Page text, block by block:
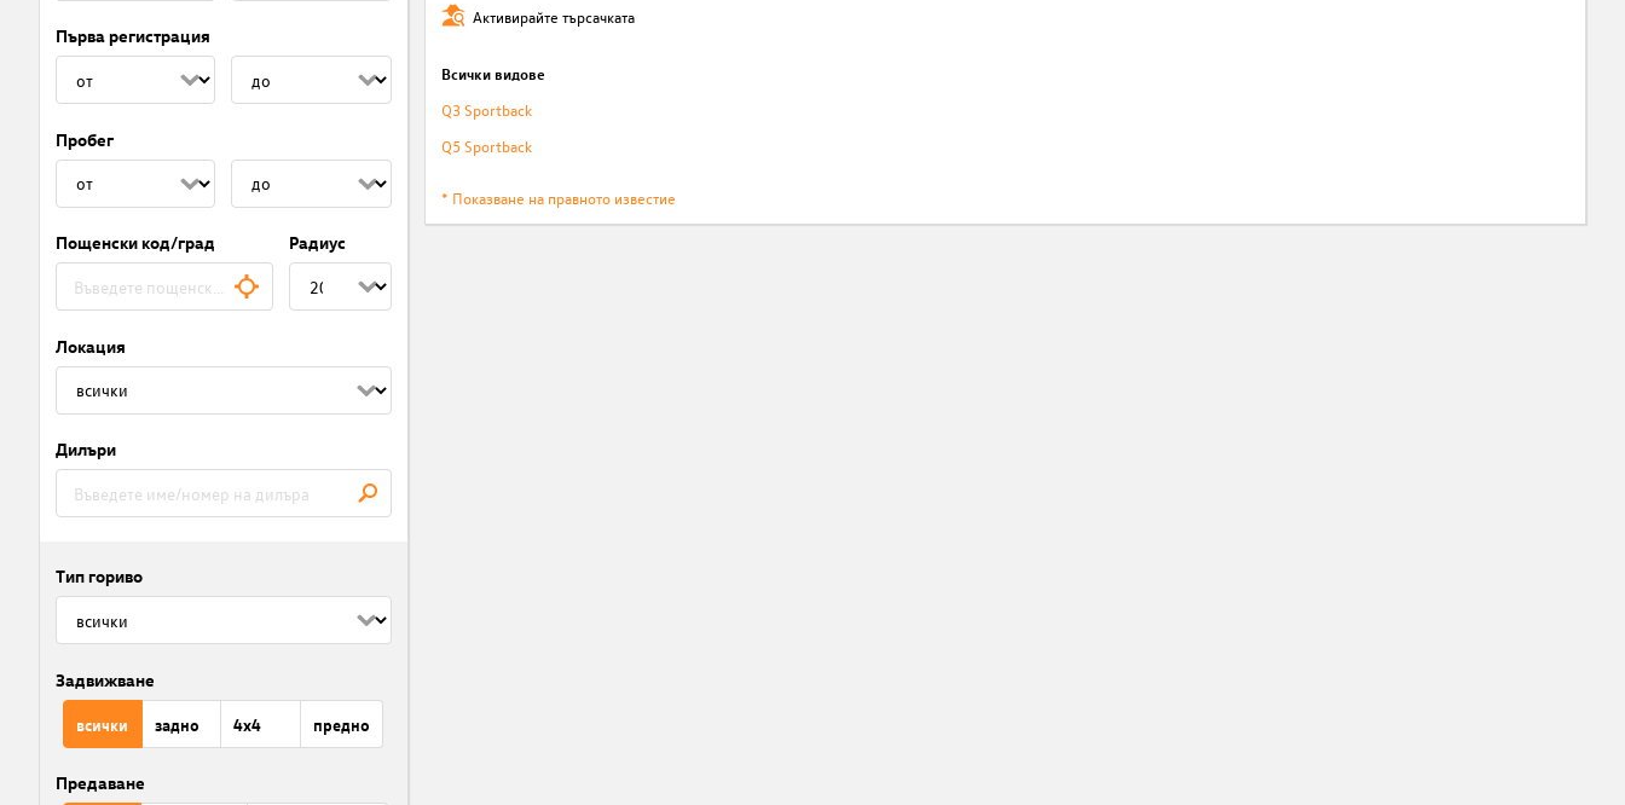
Първа регистрация
Пробег
Пощенски код/град Радиус
Локация
Дилъри
Тип гориво
Задвижване
всички задно 4x4 предно
Предаване
Активирайте търсачката
Всички видове
Q3 Sportback
Q5 Sportback
* Показване на правното известие